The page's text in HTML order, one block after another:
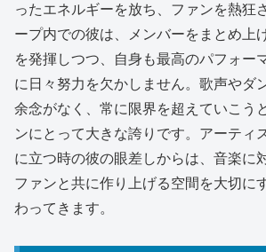
ったエネルギーを放ち、ファンを熱狂
ープ内での彼は、メンバーをまとめ上
を発揮しつつ、自身も最高のパフォー
に日々努力を欠かしません。歌声やダ
余念がなく、常に限界を超えていこう
ンにとって大きな誇りです。アーティ
に立つ時の彼の眼差しからは、音楽に
ファンと共に作り上げる空間を大切に
わってきます。